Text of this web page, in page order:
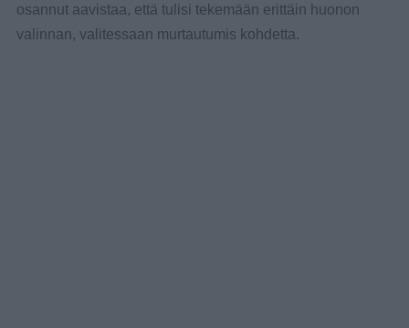
osannut aavistaa, että tulisi tekemään erittäin huonon
valinnan, valitessaan murtautumis kohdetta.